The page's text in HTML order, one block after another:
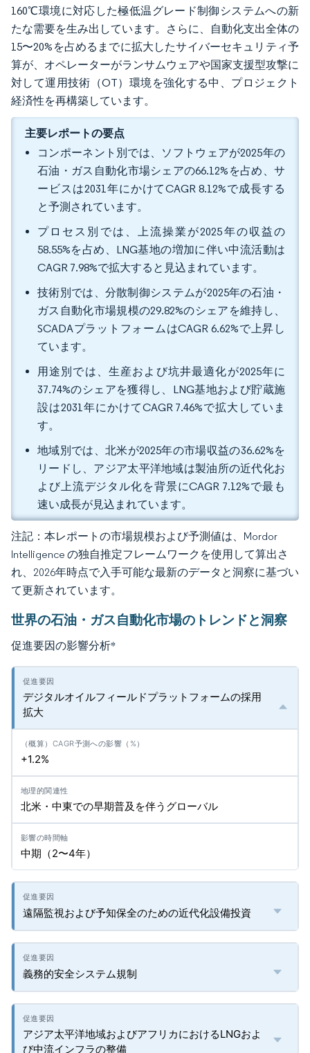
160℃環境に対応した極低温グレード制御システムへの新
たな需要を生み出しています。さらに、自動化支出全体の
15〜20%を占めるまでに拡大したサイバーセキュリティ予
算が、オペレーターがランサムウェアや国家支援型攻撃に
対して運用技術（OT）環境を強化する中、プロジェクト
経済性を再構築しています。
主要レポートの要点
コンポーネント別では、ソフトウェアが2025年の
石油・ガス自動化市場シェアの66.12%を占め、サ
ービスは2031年にかけてCAGR 8.12%で成長する
と予測されています。
プロセス別では、上流操業が2025年の収益の
58.55%を占め、LNG基地の増加に伴い中流活動は
CAGR 7.98%で拡大すると見込まれています。
技術別では、分散制御システムが2025年の石油・
ガス自動化市場規模の29.82%のシェアを維持し、
SCADAプラットフォームはCAGR 6.62%で上昇し
ています。
用途別では、生産および坑井最適化が2025年に
37.74%のシェアを獲得し、LNG基地および貯蔵施
設は2031年にかけてCAGR 7.46%で拡大していま
す。
地域別では、北米が2025年の市場収益の36.62%を
リードし、アジア太平洋地域は製油所の近代化お
よび上流デジタル化を背景にCAGR 7.12%で最も
速い成長が見込まれています。
注記：本レポートの市場規模および予測値は、Mordor
Intelligence の独自推定フレームワークを使用して算出さ
れ、2026年時点で入手可能な最新のデータと洞察に基づい
て更新されています。
世界の石油・ガス自動化市場のトレンドと洞察
促進要因の影響分析*
デジタルオイルフィールドプラットフォームの採用
拡大
+1.2%
北米・中東での早期普及を伴うグローバル
中期（2〜4年）
遠隔監視および予知保全のための近代化設備投資
義務的安全システム規制
アジア太平洋地域およびアフリカにおけるLNGおよ
び中流インフラの整備